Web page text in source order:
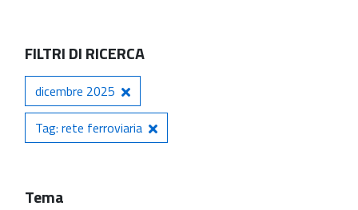
FILTRI DI RICERCA
dicembre 2025
Tag: rete ferroviaria
Tema